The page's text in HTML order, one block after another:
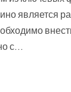
является
с...